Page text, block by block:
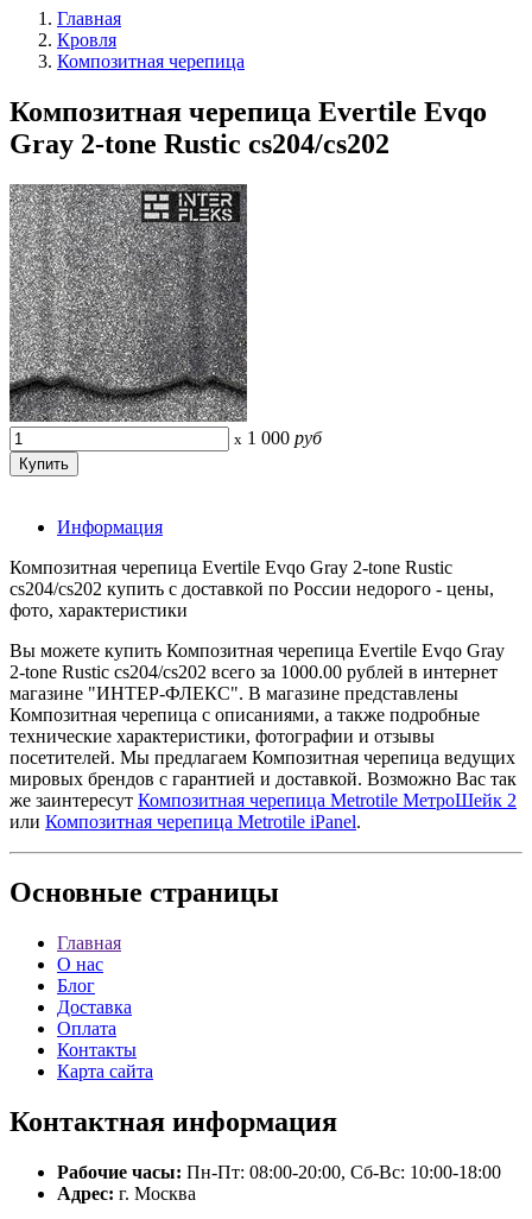
Главная
Кровля
Композитная черепица
Композитная черепица Evertile Evqo
Gray 2-tone Rustic cs204/cs202
x 1 000 руб
Информация
Композитная черепица Evertile Evqo Gray 2-tone Rustic
cs204/cs202 купить с доставкой по России недорого - цены,
фото, характеристики
Вы можете купить Композитная черепица Evertile Evqo Gray
2-tone Rustic cs204/cs202 всего за 1000.00 рублей в интернет
магазине "ИНТЕР-ФЛЕКС". В магазине представлены
Композитная черепица с описаниями, а также подробные
технические характеристики, фотографии и отзывы
посетителей. Мы предлагаем Композитная черепица ведущих
мировых брендов с гарантией и доставкой. Возможно Вас так
же заинтересут Композитная черепица Metrotile МетроШейк 2
или Композитная черепица Metrotile iPanel.
Основные страницы
Главная
О нас
Блог
Доставка
Оплата
Контакты
Карта сайта
Контактная информация
Рабочие часы: Пн-Пт: 08:00-20:00, Сб-Вс: 10:00-18:00
Адрес: г. Москва